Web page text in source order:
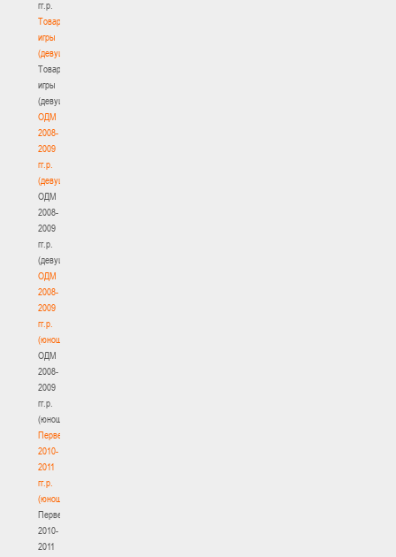
гг.р.
Товарищеские
игры
(девушки)
Товарищеские
игры
(девушки)
ОДМ
2008-
2009
гг.р.
(девушки)
ОДМ
2008-
2009
гг.р.
(девушки)
ОДМ
2008-
2009
гг.р.
(юноши)
ОДМ
2008-
2009
гг.р.
(юноши)
Первенство
2010-
2011
гг.р.
(юноши)
Первенство
2010-
2011